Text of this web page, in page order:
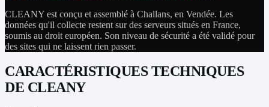
CLEANY est conçu et assemblé à Challans, en Vendée. Les
données qu'il collecte restent sur des serveurs situés en France,
soumis au droit européen. Son niveau de sécurité a été validé pour
des sites qui ne laissent rien passer.
CARACTÉRISTIQUES TECHNIQUES
DE CLEANY